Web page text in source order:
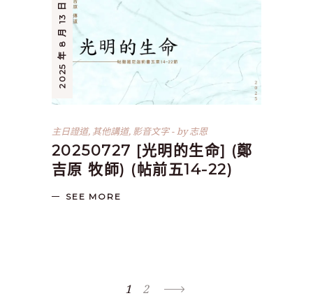
2025 年 8 月 13 日
主日證道, 其他講道, 影音文字 by志恩
20250727 [光明的生命] (鄭
吉原 牧師) (帖前五14-22)
SEE MORE
1 2